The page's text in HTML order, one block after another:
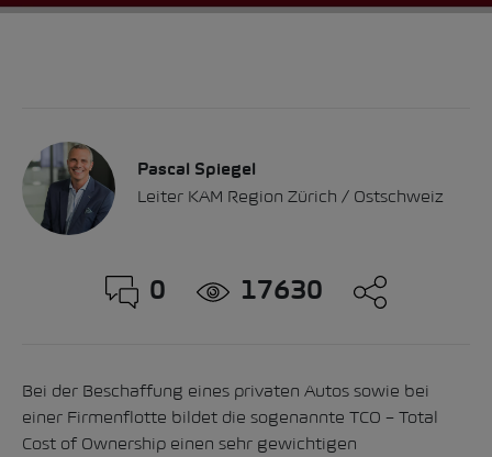
Pascal Spiegel
Leiter KAM Region Zürich / Ostschweiz
0 17630
Bei der Beschaffung eines privaten Autos sowie bei
einer Firmenflotte bildet die sogenannte TCO – Total
Cost of Ownership einen sehr gewichtigen